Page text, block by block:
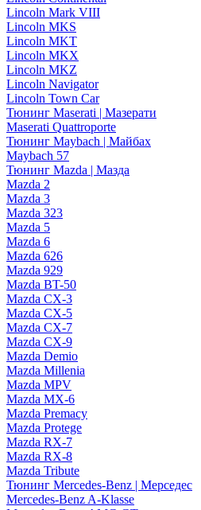
Lincoln Mark VIII
Lincoln MKS
Lincoln MKT
Lincoln MKX
Lincoln MKZ
Lincoln Navigator
Lincoln Town Car
Тюнинг Maserati | Мазерати
Maserati Quattroporte
Тюнинг Maybach | Майбах
Maybach 57
Тюнинг Mazda | Мазда
Mazda 2
Mazda 3
Mazda 323
Mazda 5
Mazda 6
Mazda 626
Mazda 929
Mazda BT-50
Mazda CX-3
Mazda CX-5
Mazda CX-7
Mazda CX-9
Mazda Demio
Mazda Millenia
Mazda MPV
Mazda MX-6
Mazda Premacy
Mazda Protege
Mazda RX-7
Mazda RX-8
Mazda Tribute
Тюнинг Mercedes-Benz | Мерседес
Mercedes-Benz A-Klasse